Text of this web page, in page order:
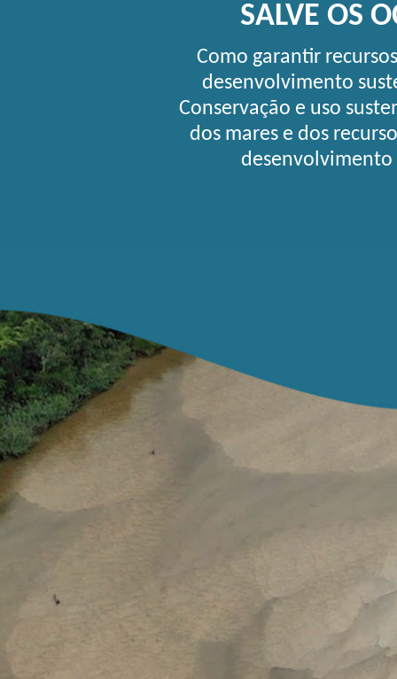
SALVE OS
Como garantir
desenvolvimento
Conservação e uso
dos mares e dos